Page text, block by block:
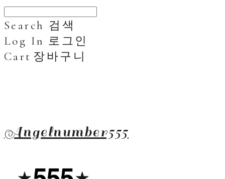
Search 검색
Log In 로그인
Cart 장바구니
Angelnumber555